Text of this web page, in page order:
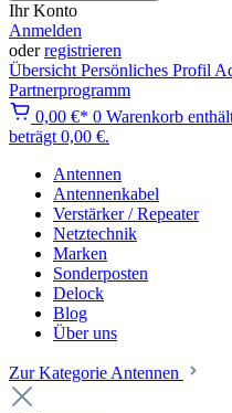
Ihr Konto
Anmelden
oderregistrieren
Übersicht Persönliches Profil
Partnerprogramm
0,00 €* 0 Warenkorb
beträgt 0,00 €.
Antennen
Antennenkabel
Verstärker / Repeater
Netztechnik
Marken
Sonderposten
Delock
Blog
Über uns
Zur Kategorie Antennen